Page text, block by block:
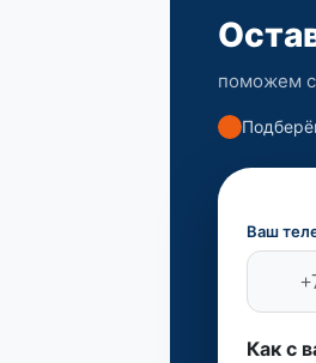
поможем
Ваш
Как с